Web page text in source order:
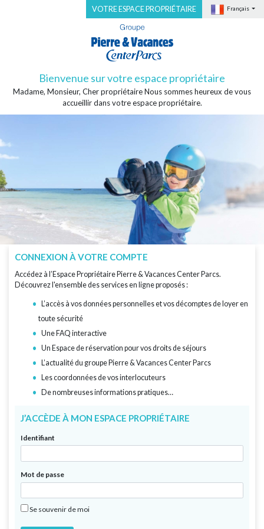
VOTRE ESPACE PROPRIÉTAIRE Français
Bienvenue sur votre espace propriétaire
Madame, Monsieur, Cher propriétaire Nous sommes heureux de vous
accueillir dans votre espace propriétaire.
CONNEXION À VOTRE COMPTE
Accédez à l’Espace Propriétaire Pierre & Vacances Center Parcs.
Découvrez l'ensemble des services en ligne proposés :
L’accès à vos données personnelles et vos décomptes de loyer en
toute sécurité
Une FAQ interactive
Un Espace de réservation pour vos droits de séjours
L’actualité du groupe Pierre & Vacances Center Parcs
Les coordonnées de vos interlocuteurs
De nombreuses informations pratiques…
J’ACCÈDE À MON ESPACE PROPRIÉTAIRE
Identifiant
Mot de passe
Se souvenir de moi